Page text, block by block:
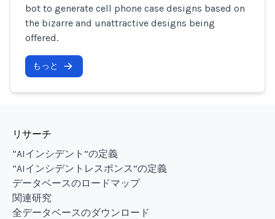
bot to generate cell phone case designs based on
the bizarre and unattractive designs being
offered.
もっと
リサーチ
“AIインシデント”の定義
“AIインシデントレスポンス”の定義
データベースのロードマップ
関連研究
全データベースのダウンロード